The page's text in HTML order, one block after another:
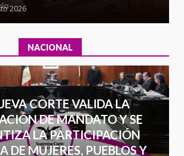
2026
NACIONAL
CORTE VALIDA LA
DE MANDATO Y SE
LA PARTICIPACIÓN
DE MUJERES, PUEBLOS Y